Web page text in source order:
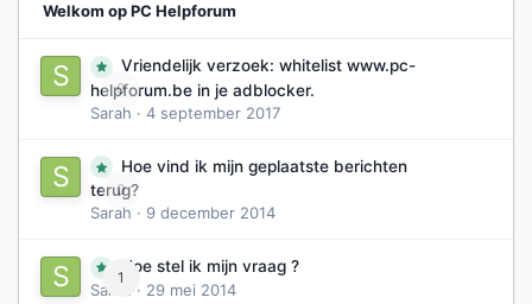
Welkom op PC Helpforum
0
Vriendelijk verzoek: whitelist www.pc-
helpforum.be in je adblocker.
Sarah · 4 september 2017
0
Hoe vind ik mijn geplaatste berichten
terug?
Sarah · 9 december 2014
1
Hoe stel ik mijn vraag ?
Sarah
· 29 mei 2014